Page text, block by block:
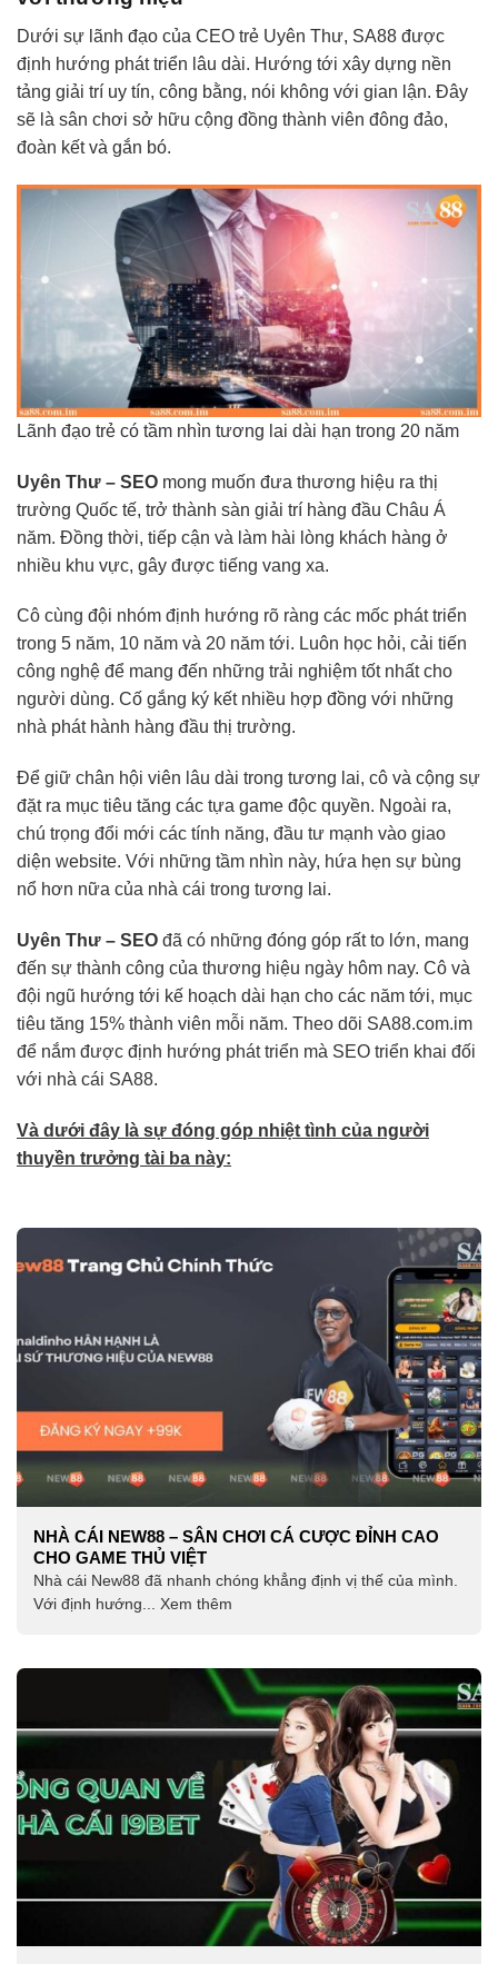
Dưới sự lãnh đạo của CEO trẻ Uyên Thư, SA88 được
định hướng phát triển lâu dài. Hướng tới xây dựng nền
tảng giải trí uy tín, công bằng, nói không với gian lận. Đây
sẽ là sân chơi sở hữu cộng đồng thành viên đông đảo,
đoàn kết và gắn bó.
Lãnh đạo trẻ có tầm nhìn tương lai dài hạn trong 20 năm
Uyên Thư – SEO mong muốn đưa thương hiệu ra thị
trường Quốc tế, trở thành sàn giải trí hàng đầu Châu Á
năm. Đồng thời, tiếp cận và làm hài lòng khách hàng ở
nhiều khu vực, gây được tiếng vang xa.
Cô cùng đội nhóm định hướng rõ ràng các mốc phát triển
trong 5 năm, 10 năm và 20 năm tới. Luôn học hỏi, cải tiến
công nghệ để mang đến những trải nghiệm tốt nhất cho
người dùng. Cố gắng ký kết nhiều hợp đồng với những
nhà phát hành hàng đầu thị trường.
Để giữ chân hội viên lâu dài trong tương lai, cô và cộng sự
đặt ra mục tiêu tăng các tựa game độc quyền. Ngoài ra,
chú trọng đổi mới các tính năng, đầu tư mạnh vào giao
diện website. Với những tầm nhìn này, hứa hẹn sự bùng
nổ hơn nữa của nhà cái trong tương lai.
Uyên Thư – SEO đã có những đóng góp rất to lớn, mang
đến sự thành công của thương hiệu ngày hôm nay. Cô và
đội ngũ hướng tới kế hoạch dài hạn cho các năm tới, mục
tiêu tăng 15% thành viên mỗi năm. Theo dõi SA88.com.im
để nắm được định hướng phát triển mà SEO triển khai đối
với nhà cái SA88.
Và dưới đây là sự đóng góp nhiệt tình của người
thuyền trưởng tài ba này:
NHÀ CÁI NEW88 – SÂN CHƠI CÁ CƯỢC ĐỈNH CAO
CHO GAME THỦ VIỆT
Nhà cái New88 đã nhanh chóng khẳng định vị thế của mình.
Với định hướng... Xem thêm